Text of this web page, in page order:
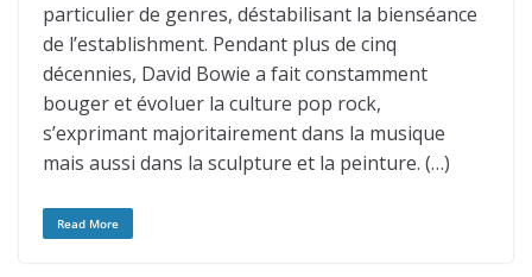
particulier de genres, déstabilisant la bienséance
de l’establishment. Pendant plus de cinq
décennies, David Bowie a fait constamment
bouger et évoluer la culture pop rock,
s’exprimant majoritairement dans la musique
mais aussi dans la sculpture et la peinture. (…)
Read More